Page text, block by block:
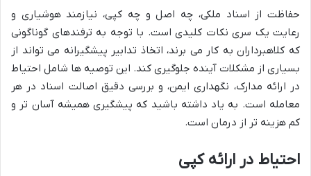
حفاظت از اسناد ملکی، چه اصل و چه کپی، نیازمند هوشیاری و
رعایت یک سری نکات کلیدی است. با توجه به ترفندهای گوناگونی
که کلاهبرداران به کار می برند، اتخاذ تدابیر پیشگیرانه می تواند از
بسیاری از مشکلات آینده جلوگیری کند. این توصیه ها شامل احتیاط
در ارائه مدارک، نگهداری ایمن، و بررسی دقیق اصالت اسناد در هر
معامله است. به یاد داشته باشید که پیشگیری همیشه آسان تر و
کم هزینه تر از درمان است.
احتیاط در ارائه کپی